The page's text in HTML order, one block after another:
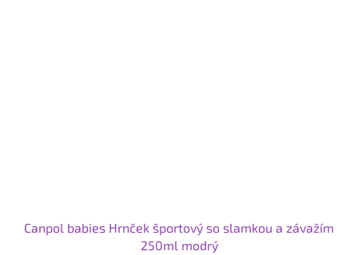
Canpol babies Hrnček športový so slamkou a závažím
250ml modrý